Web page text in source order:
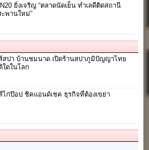
ยิ่งเจริญ “ตลาดนัดเย็น ทำเลดีติดสถานี
พานใหม่”
สปา บ้านชมนาด เปิดร้านสปาภูมิปัญญาไทย
ดในโลก
ไก่ป๊อป ชิคแอนด์เชค ธุรกิจที่ต้องเขย่า